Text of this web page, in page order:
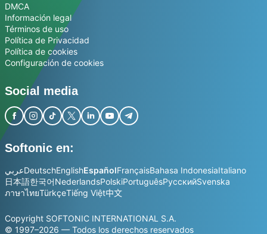
DMCA
Información legal
Términos de uso
Política de Privacidad
Política de cookies
Configuración de cookies
Social media
Softonic en:
عربيDeutschEnglishEspañolFrançaisBahasa IndonesiaItaliano
日本語한국어NederlandsPolskiPortuguêsРусскийSvenska
ภาษาไทยTürkçeTiếng Việt中文
Copyright SOFTONIC INTERNATIONAL S.A.
© 1997–2026 — Todos los derechos reservados